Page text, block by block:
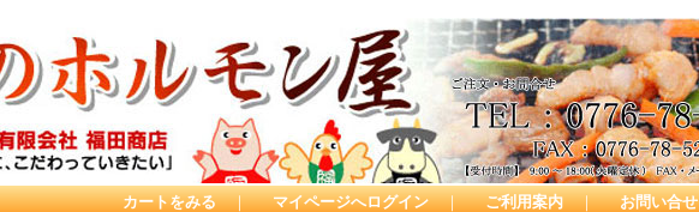
カートをみる ｜ マイページへログイン ｜ ご利用案内 ｜ お問い合せ